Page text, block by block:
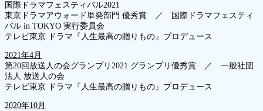
国際ドラマフェスティバル2021
東京ドラマアウォード単発部門 優秀賞 ／ 国際ドラマフェスティ
バル in TOKYO 実行委員会
テレビ東京 ドラマ『人生最高の贈りもの』プロデュース
2021年4月
第20回放送人の会グランプリ2021 グランプリ優秀賞 ／ 一般社団
法人 放送人の会
テレビ東京 ドラマ『人生最高の贈りもの』プロデュース
2020年10月